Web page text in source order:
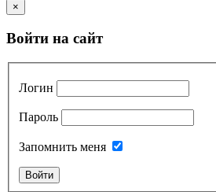
×
Войти на сайт
Логин
Пароль
Запомнить меня
Войти